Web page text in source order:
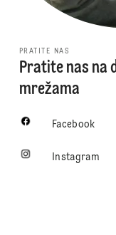
PRATITE NAS
Pratite nas na
mrežama
Facebook
Instagram